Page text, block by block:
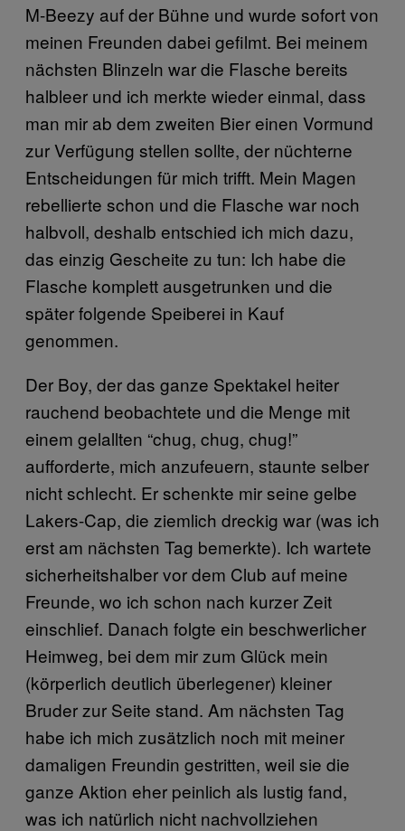
M-Beezy auf der Bühne und wurde sofort von
meinen Freunden dabei gefilmt. Bei meinem
nächsten Blinzeln war die Flasche bereits
halbleer und ich merkte wieder einmal, dass
man mir ab dem zweiten Bier einen Vormund
zur Verfügung stellen sollte, der nüchterne
Entscheidungen für mich trifft. Mein Magen
rebellierte schon und die Flasche war noch
halbvoll, deshalb entschied ich mich dazu,
das einzig Gescheite zu tun: Ich habe die
Flasche komplett ausgetrunken und die
später folgende Speiberei in Kauf
genommen.
Der Boy, der das ganze Spektakel heiter
rauchend beobachtete und die Menge mit
einem gelallten “chug, chug, chug!”
aufforderte, mich anzufeuern, staunte selber
nicht schlecht. Er schenkte mir seine gelbe
Lakers-Cap, die ziemlich dreckig war (was ich
erst am nächsten Tag bemerkte). Ich wartete
sicherheitshalber vor dem Club auf meine
Freunde, wo ich schon nach kurzer Zeit
einschlief. Danach folgte ein beschwerlicher
Heimweg, bei dem mir zum Glück mein
(körperlich deutlich überlegener) kleiner
Bruder zur Seite stand. Am nächsten Tag
habe ich mich zusätzlich noch mit meiner
damaligen Freundin gestritten, weil sie die
ganze Aktion eher peinlich als lustig fand,
was ich natürlich nicht nachvollziehen